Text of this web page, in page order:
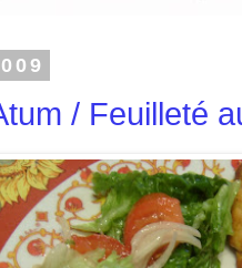
/ Feuilleté